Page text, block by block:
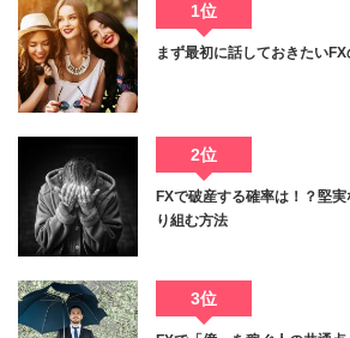
1位
まず最初に話しておきたい
2位
FXで破産する確率は！？堅
り組む方法
3位